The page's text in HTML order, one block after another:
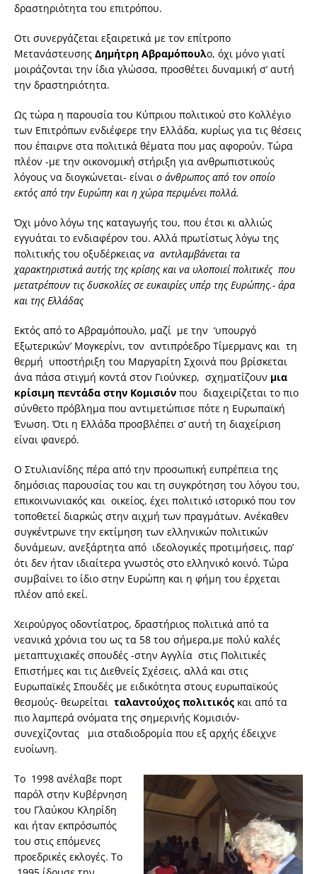
δραστηριότητα του επιτρόπου.
Οτι συνεργάζεται εξαιρετικά με τον επίτροπο
Μετανάστευσης Δημήτρη Αβραμόπουλο, όχι μόνο γιατί
μοιράζονται την ίδια γλώσσα, προσθέτει δυναμική σ’ αυτή
την δραστηριότητα.
Ως τώρα η παρουσία του Κύπριου πολιτικού στο Κολλέγιο
των Επιτρόπων ενδιέφερε την Ελλάδα, κυρίως για τις θέσεις
που έπαιρνε στα πολιτικά θέματα που μας αφορούν. Τώρα
πλέον -με την οικονομική στήριξη για ανθρωπιστικούς
λόγους να διογκώνεται- είναι ο άνθρωπος από τον οποίο
εκτός από την Ευρώπη και η χώρα περιμένει πολλά.
Όχι μόνο λόγω της καταγωγής του, που έτσι κι αλλιώς
εγγυάται το ενδιαφέρον του. Αλλά πρωτίστως λόγω της
πολιτικής του οξυδέρκειας να αντιλαμβάνεται τα
χαρακτηριστικά αυτής της κρίσης και να υλοποιεί πολιτικές που
μετατρέπουν τις δυσκολίες σε ευκαιρίες υπέρ της Ευρώπης.- άρα
και της Ελλάδας
Εκτός από το Αβραμόπουλο, μαζί με την ‘υπουργό
Εξωτερικών’ Μογκερίνι, τον αντιπρόεδρο Τίμερμανς και τη
θερμή υποστήριξη του Μαργαρίτη Σχοινά που βρίσκεται
άνα πάσα στιγμή κοντά στον Γιούνκερ, σχηματίζουν μια
κρίσιμη πεντάδα στην Κομισιόν που διαχειρίζεται το πιο
σύνθετο πρόβλημα που αντιμετώπισε πότε η Ευρωπαϊκή
Ένωση. Ότι η Ελλάδα προσβλέπει σ’ αυτή τη διαχείριση
είναι φανερό.
Ο Στυλιανίδης πέρα από την προσωπική ευπρέπεια της
δημόσιας παρουσίας του και τη συγκρότηση του λόγου του,
επικοινωνιακός και οικείος, έχει πολιτικό ιστορικό που τον
τοποθετεί διαρκώς στην αιχμή των πραγμάτων. Ανέκαθεν
συγκέντρωνε την εκτίμηση των ελληνικών πολιτικών
δυνάμεων, ανεξάρτητα από ιδεολογικές προτιμήσεις, παρ’
ότι δεν ήταν ιδιαίτερα γνωστός στο ελληνικό κοινό. Τώρα
συμβαίνει το ίδιο στην Ευρώπη και η φήμη του έρχεται
πλέον από εκεί.
Χειρούργος οδοντίατρος, δραστήριος πολιτικά από τα
νεανικά χρόνια του ως τα 58 του σήμερα,με πολύ καλές
μεταπτυχιακές σπουδές -στην Αγγλία στις Πολιτικές
Επιστήμες και τις Διεθνείς Σχέσεις, αλλά και στις
Ευρωπαϊκές Σπουδές με ειδικότητα στους ευρωπαϊκούς
θεσμούς- θεωρείται ταλαντούχος πολιτικός και από τα
πιο λαμπερά ονόματα της σημερινής Κομισιόν-
συνεχίζοντας μια σταδιοδρομία που εξ αρχής έδειχνε
ευοίωνη.
Το 1998 ανέλαβε πορτ
παρόλ στην Κυβέρνηση
του Γλαύκου Κληρίδη
και ήταν εκπρόσωπός
του στις επόμενες
προεδρικές εκλογές. Το